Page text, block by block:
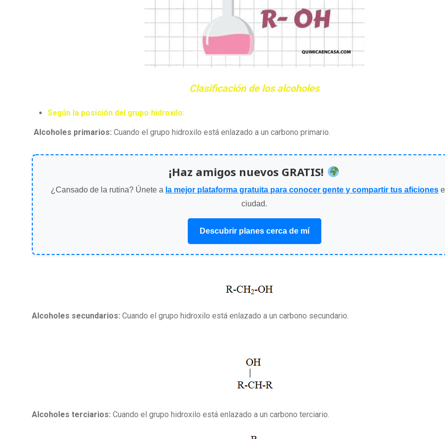
Clasificación de los alcoholes
Según la posición del grupo hidroxilo:
Alcoholes primarios: Cuando el grupo hidroxilo está enlazado a un carbono primario.
¡Haz amigos nuevos GRATIS!
¿Cansado de la rutina? Únete a la mejor plataforma gratuita para conocer gente y compartir tus aficiones
ciudad.
Descubrir planes cerca de mí
Alcoholes secundarios: Cuando el grupo hidroxilo está enlazado a un carbono secundario.
Alcoholes terciarios: Cuando el grupo hidroxilo está enlazado a un carbono terciario.